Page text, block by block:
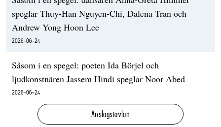
speglar Thuy-Han Nguyen-Chi, Dalena Tran och
Andrew Yong Hoon Lee
2026-06-24
Såsom i en spegel: poeten Ida Börjel och
ljudkonstnären Jassem Hindi speglar Noor Abed
2026-06-24
Anslagstavlan